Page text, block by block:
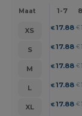
Maat 1-7
XS €17.88 €
S
€17.88 €
M
€17.88 €
L
€17.88 €
XL
€17.88 €